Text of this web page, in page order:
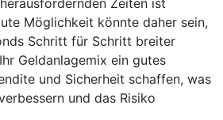
Möglichkeit könnte daher sein,
Schritt für Schritt breiter
Geldanlagemix ein gutes
und Sicherheit schaffen, was
und das Risiko